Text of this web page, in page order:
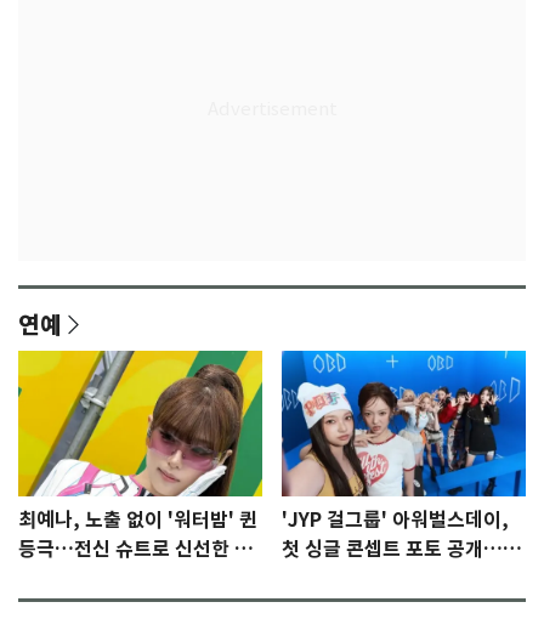
연예
최예나, 노출 없이 '워터밤' 퀸
등극…전신 슈트로 신선한 충
'JYP 걸그룹' 아워벌스데이,
첫 싱글 콘셉트 포토 공개…청